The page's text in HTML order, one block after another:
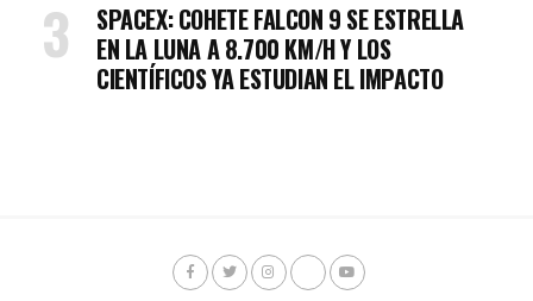
SPACEX: COHETE FALCON 9 SE ESTRELLA
EN LA LUNA A 8.700 KM/H Y LOS
CIENTÍFICOS YA ESTUDIAN EL IMPACTO